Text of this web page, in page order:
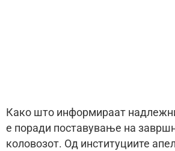
Како што информираат
е поради поставување на
коловозот. Од институциите